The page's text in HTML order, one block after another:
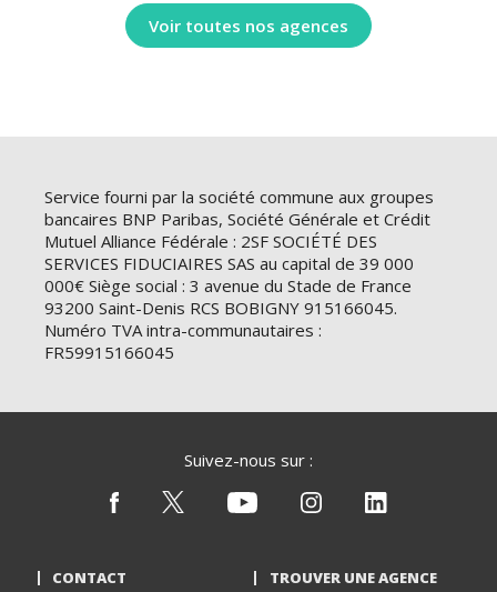
Voir toutes nos agences
Service fourni par la société commune aux groupes
bancaires BNP Paribas, Société Générale et Crédit
Mutuel Alliance Fédérale : 2SF SOCIÉTÉ DES
SERVICES FIDUCIAIRES SAS au capital de 39 000
000€ Siège social : 3 avenue du Stade de France
93200 Saint-Denis RCS BOBIGNY 915166045.
Numéro TVA intra-communautaires :
FR59915166045
Suivez-nous sur :
CONTACT TROUVER UNE AGENCE